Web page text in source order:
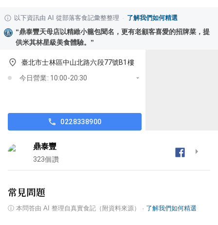
以下資訊由 AI 從部落客食記彙整整理 · 了解我們如何精選
“鼎泰豐天母店以精緻小籠包聞名，更有老顧客喜愛的招牌菜，提
供米其林星級美食體驗。 ”
臺北市士林區中山北路六段77號B1樓
今日營業: 10:00-20:30
0228338900
鼎泰豐
323個讚
常見問題
ⓘ 本問答由 AI 整理自真實食記（附資料來源） · 了解我們如何精選